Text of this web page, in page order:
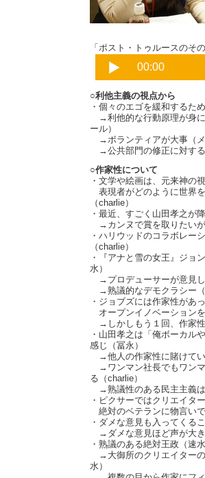
「ポスト・トゥルースのそ
○利他主義の視点から
・個々のエゴを緩和するた
→利他的な行動原理が身に
ール）
→ボランティアが大事（
→公共部門の修正に対する
○作家性について
・文学や絵画は、元来神の
表現者がどのように世界
（charlie）
・最近、すごく山田孝之が
→カンヌで賞を取りたいが
・ハリウッドのコラボレー
（charlie）
・『アナと雪の女王』ジョ
水）
→プロデューサーが意見
→熟議的なデモクラシー
・ジョブズには作家性があ
オープンイノベーション
→しかしもう１回、作家性
・山田孝之は「俺ボーカル
感じ（冨永）
→他人の作家性に賭けて
→ワンマン社長でもワンマ
る（charlie）
→熟議性のある民主主義は
・ピクサーではクリエイタ
絶対のベテランに物言い
・ダメな意見も入ってくる
→ダメな意見ほど声が大
・熟議のある絶対王政（速
→大御所のクリエイターの
水）